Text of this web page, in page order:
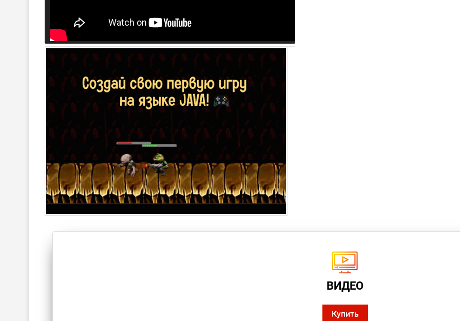
ВИДЕО
Купить